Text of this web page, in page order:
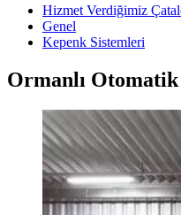
Hizmet Verdiğimiz
Genel
Kepenk Sistemleri
Ormanlı